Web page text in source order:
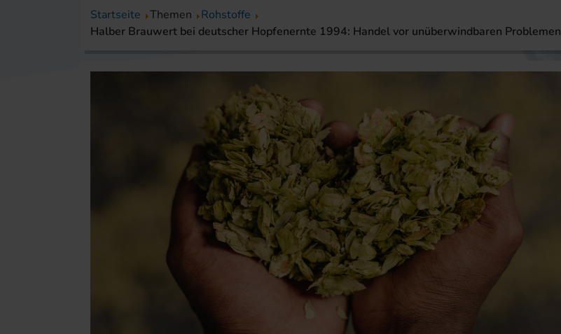
Startseite Themen
Rohstoffe
Halber Brauwert bei deutscher Hopfenernte 1994: Handel vor unüberwindbaren Problemen